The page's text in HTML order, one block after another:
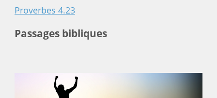
Proverbes 4.23
Passages bibliques